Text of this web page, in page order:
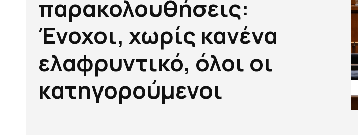
παρακολουθήσεις:
Ένοχοι, χωρίς κανένα
ελαφρυντικό, όλοι οι
κατηγορούμενοι